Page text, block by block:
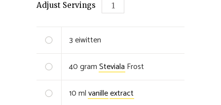
Adjust Servings
3eiwitten
40gramSteviala Frost
10mlvanilleextract